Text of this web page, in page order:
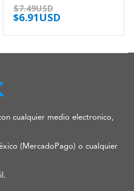
0out of 5
$7.49USD
$6.91USD
cualquier medio electronico,
(MercadoPago) o cualquier